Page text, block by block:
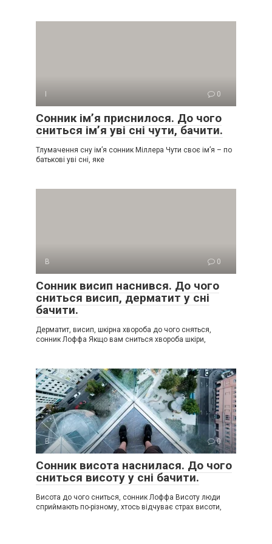
0
Сонник ім’я приснилося. До чого
сниться ім’я уві сні чути, бачити.
Тлумачення сну ім’я сонник Міллера Чути своє ім’я – по
батькові уві сні, яке
В 0
Сонник висип наснився. До чого
сниться висип, дерматит у сні
бачити.
Дерматит, висип, шкірна хвороба до чого сняться,
сонник Лоффа Якщо вам сниться хвороба шкіри,
В 0
Сонник висота наснилася. До чого
сниться висоту у сні бачити.
Висота до чого сниться, сонник Лоффа Висоту люди
сприймають по-різному, хтось відчуває страх висоти,